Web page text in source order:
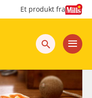
Et produkt fra